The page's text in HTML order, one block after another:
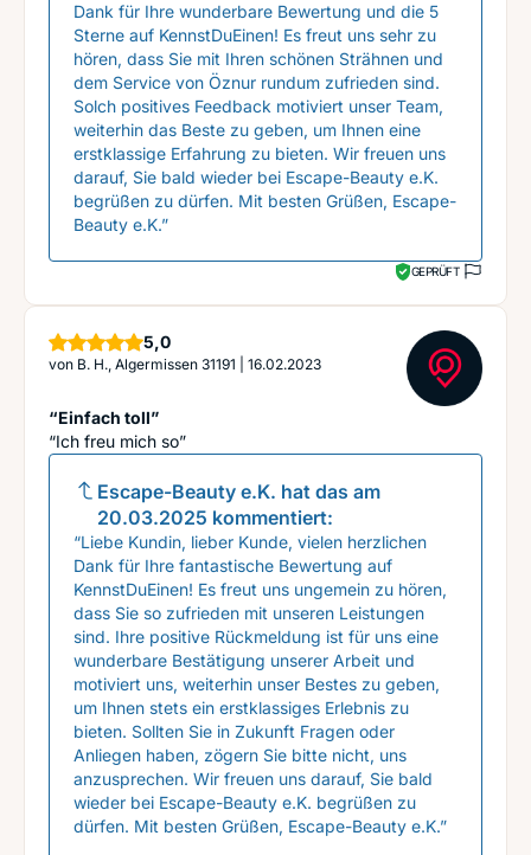
Dank für Ihre wunderbare Bewertung und die 5
Sterne auf KennstDuEinen! Es freut uns sehr zu
hören, dass Sie mit Ihren schönen Strähnen und
dem Service von Öznur rundum zufrieden sind.
Solch positives Feedback motiviert unser Team,
weiterhin das Beste zu geben, um Ihnen eine
erstklassige Erfahrung zu bieten. Wir freuen uns
darauf, Sie bald wieder bei Escape-Beauty e.K.
begrüßen zu dürfen. Mit besten Grüßen, Escape-
Beauty e.K.”
GEPRÜFT
5,0Sterne
von B. H., Algermissen 31191 16.02.2023
“Einfach toll”
“Ich freu mich so”
Escape-Beauty e.K. hat das am
20.03.2025 kommentiert:
“Liebe Kundin, lieber Kunde, vielen herzlichen
Dank für Ihre fantastische Bewertung auf
KennstDuEinen! Es freut uns ungemein zu hören,
dass Sie so zufrieden mit unseren Leistungen
sind. Ihre positive Rückmeldung ist für uns eine
wunderbare Bestätigung unserer Arbeit und
motiviert uns, weiterhin unser Bestes zu geben,
um Ihnen stets ein erstklassiges Erlebnis zu
bieten. Sollten Sie in Zukunft Fragen oder
Anliegen haben, zögern Sie bitte nicht, uns
anzusprechen. Wir freuen uns darauf, Sie bald
wieder bei Escape-Beauty e.K. begrüßen zu
dürfen. Mit besten Grüßen, Escape-Beauty e.K.”